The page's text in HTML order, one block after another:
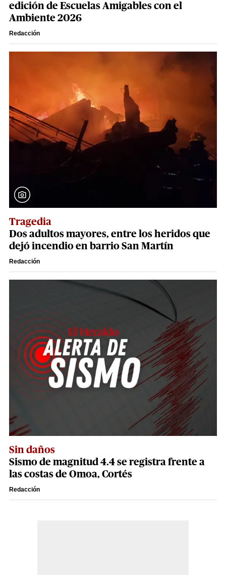
edición de Escuelas Amigables con el
Ambiente 2026
Redacción
Tragedia
Dos adultos mayores, entre los heridos que
dejó incendio en barrio San Martín
Redacción
Sin daños
Sismo de magnitud 4.4 se registra frente a
las costas de Omoa, Cortés
Redacción